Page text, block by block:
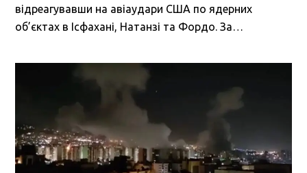
відреагувавши на авіаудари США по ядерних
об’єктах в Ісфахані, Натанзі та Фордо. За…